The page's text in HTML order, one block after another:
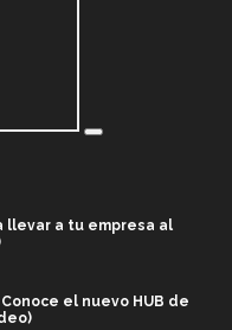
llevar a tu empresa al
el nuevo HUB de